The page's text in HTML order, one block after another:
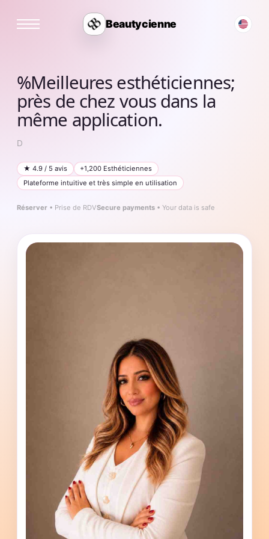
Beautycienne
%Meilleures esthéticiennes;
près de chez vous dans la
même application.
D
★ 4.9 / 5 avis +1,200 Esthéticiennes
Plateforme intuitive et très simple en utilisation
Réserver • Prise de RDVSecure payments • Your data is safe